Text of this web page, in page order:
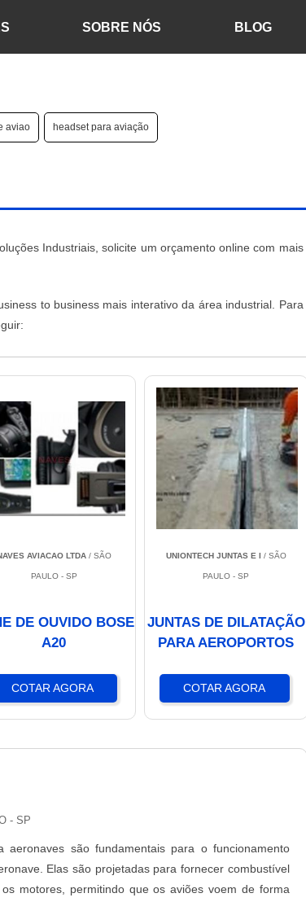
SOBRE NÓS BLOG
aviao headset para aviação
Industriais, solicite um orçamento online com mais
to business mais interativo da área industrial. Para
AVIACAO LTDA/ SÃO
PAULO - SP
DE OUVIDO BOSE
A20
COTAR AGORA
UNIONTECH JUNTAS E I / SÃO
PAULO - SP
JUNTAS DE DILATAÇÃO
PARA AEROPORTOS
COTAR AGORA
- SP
aeronaves são fundamentais para o funcionamento
Elas são projetadas para fornecer combustível
motores, permitindo que os aviões voem de forma